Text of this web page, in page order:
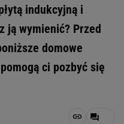
indukcyjną i
ją wymienić? Przed
domowe
ci pozbyć się